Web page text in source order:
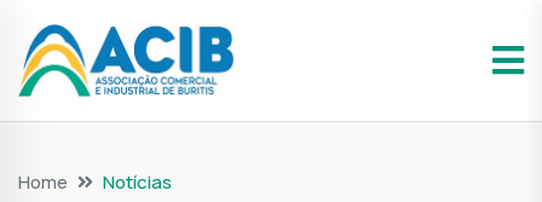
Home Notícias